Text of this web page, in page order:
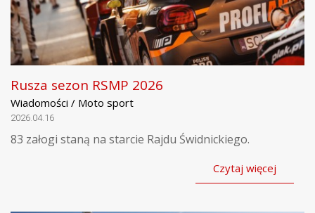
Rusza sezon RSMP 2026
Wiadomości / Moto sport
2026.04.16
83 załogi staną na starcie Rajdu Świdnickiego.
Czytaj więcej